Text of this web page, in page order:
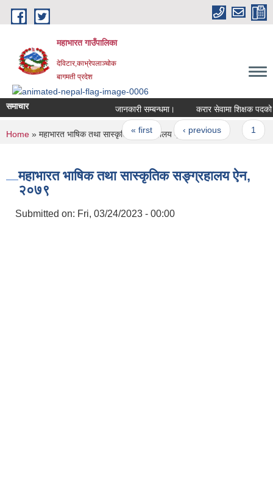
Skip to main content
महाभारत गाउँपालिका
देविटार,काभ्रेपलाञ्चोक
बागमती प्रदेश
समाचार जानकारी सम्बन्धमा। करार सेवामा शिक्षक पदको
Pages
« first ‹ previous
You are here
Home » महाभारत भाषिक तथा सास्कृतिक सङ्ग्रहालय ऐन, २०७९
महाभारत भाषिक तथा सास्कृतिक सङ्ग्रहालय ऐन,
२०७९
Submitted on: Fri, 03/24/2023 - 00:00